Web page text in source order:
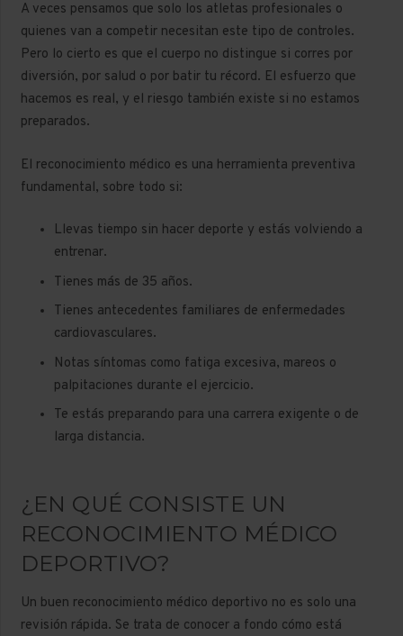
A veces pensamos que solo los atletas profesionales o
quienes van a competir necesitan este tipo de controles.
Pero lo cierto es que el cuerpo no distingue si corres por
diversión, por salud o por batir tu récord. El esfuerzo que
hacemos es real, y el riesgo también existe si no estamos
preparados.
El reconocimiento médico es una herramienta preventiva
fundamental, sobre todo si:
Llevas tiempo sin hacer deporte y estás volviendo a
entrenar.
Tienes más de 35 años.
Tienes antecedentes familiares de enfermedades
cardiovasculares.
Notas síntomas como fatiga excesiva, mareos o
palpitaciones durante el ejercicio.
Te estás preparando para una carrera exigente o de
larga distancia.
¿EN QUÉ CONSISTE UN
RECONOCIMIENTO MÉDICO
DEPORTIVO?
Un buen reconocimiento médico deportivo no es solo una
revisión rápida. Se trata de conocer a fondo cómo está